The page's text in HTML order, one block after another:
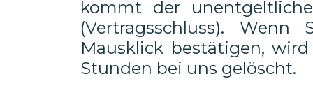
kommt der
(Vertragsschluss).
Mausklick bestätigen,
Stunden bei uns gelöscht.